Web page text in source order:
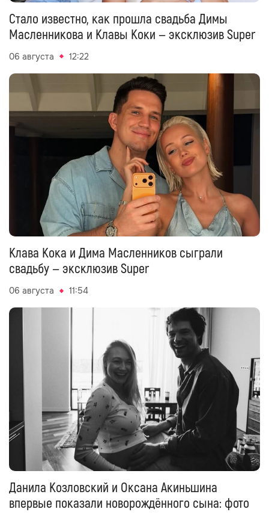
Стало известно, как прошла свадьба Димы
Масленникова и Клавы Коки — эксклюзив Super
06 августа 12:22
Клава Кока и Дима Масленников сыграли
свадьбу — эксклюзив Super
06 августа 11:54
Данила Козловский и Оксана Акиньшина
впервые показали новорождённого сына: фото